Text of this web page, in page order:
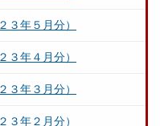
３年５月分）
３年４月分）
３年３月分）
３年２月分）